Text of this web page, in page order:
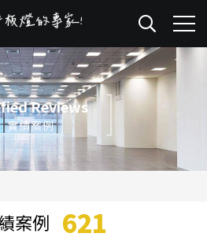
Reviews
實績案例
案例 621